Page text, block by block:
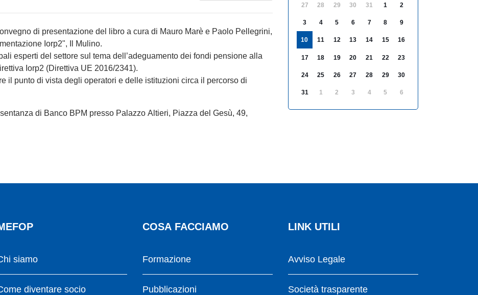
di presentazione del libro a cura di Mauro Marè e Paolo Pellegrini,
Iorp2", Il Mulino.
esperti del settore sul tema dell’adeguamento dei fondi pensione alla
Iorp2 (Direttiva UE 2016/2341).
il punto di vista degli operatori e delle istituzioni circa il percorso di
di Banco BPM presso Palazzo Altieri, Piazza del Gesù, 49,
27 28 29 30 31 1 2
3 4 5 6 7 8 9
10 11 12 13 14 15 16
17 18 19 20 21 22 23
24 25 26 27 28 29 30
31 1 2 3 4 5 6
siamo
diventare socio
COSA FACCIAMO
Formazione
Pubblicazioni
LINK UTILI
Avviso Legale
Società trasparente